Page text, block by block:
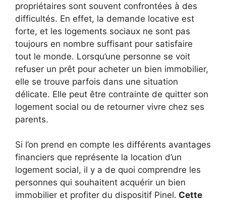
propriétaires sont souvent confrontées à des
difficultés. En effet, la demande locative est
forte, et les logements sociaux ne sont pas
toujours en nombre suffisant pour satisfaire
tout le monde. Lorsqu’une personne se voit
refuser un prêt pour acheter un bien immobilier,
elle se trouve parfois dans une situation
délicate. Elle peut être contrainte de quitter son
logement social ou de retourner vivre chez ses
parents.
Si l’on prend en compte les différents avantages
financiers que représente la location d’un
logement social, il y a de quoi comprendre les
personnes qui souhaitent acquérir un bien
immobilier et profiter du dispositif Pinel. Cette